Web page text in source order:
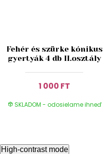
Fehér és szürke kónikus
gyertyák 4 db II.osztály
1 000 FT
SKLADOM - odosielame ihneď
High-contrast mode